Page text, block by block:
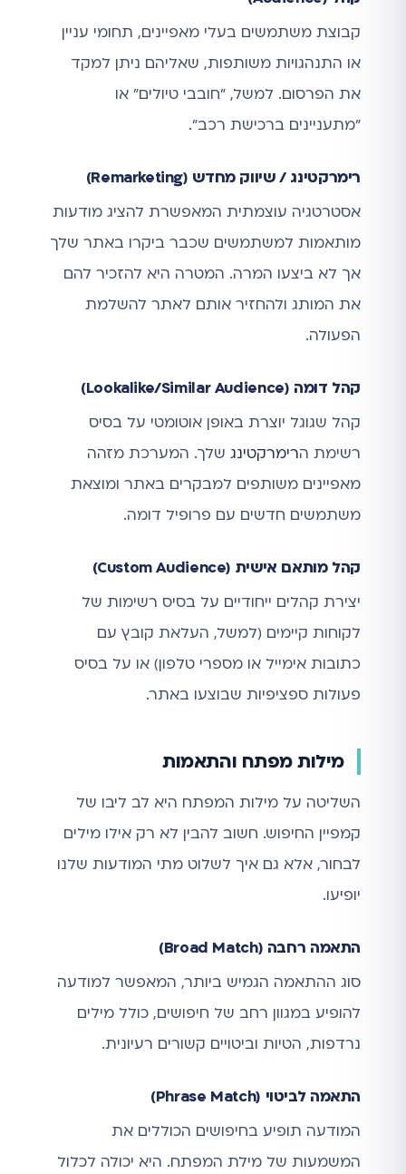
קבוצת משתמשים בעלי מאפיינים, תחומי עניין
או התנהגויות משותפות, שאליהם ניתן למקד
את הפרסום. למשל, "חובבי טיולים" או
"מתעניינים ברכישת רכב".
רימרקטינג / שיווק מחדש (Remarketing)
אסטרטגיה עוצמתית המאפשרת להציג מודעות
מותאמות למשתמשים שכבר ביקרו באתר שלך
אך לא ביצעו המרה. המטרה היא להזכיר להם
את המותג ולהחזיר אותם לאתר להשלמת
הפעולה.
קהל דומה (Lookalike/Similar Audience)
קהל שגוגל יוצרת באופן אוטומטי על בסיס
רשימת הרימרקטינג שלך. המערכת מזהה
מאפיינים משותפים למבקרים באתר ומוצאת
משתמשים חדשים עם פרופיל דומה.
קהל מותאם אישית (Custom Audience)
יצירת קהלים ייחודיים על בסיס רשימות של
לקוחות קיימים (למשל, העלאת קובץ עם
כתובות אימייל או מספרי טלפון) או על בסיס
פעולות ספציפיות שבוצעו באתר.
מילות מפתח והתאמות
השליטה על מילות המפתח היא לב ליבו של
קמפיין החיפוש. חשוב להבין לא רק אילו מילים
לבחור, אלא גם איך לשלוט מתי המודעות שלנו
יופיעו.
התאמה רחבה (Broad Match)
סוג ההתאמה הגמיש ביותר, המאפשר למודעה
להופיע במגוון רחב של חיפושים, כולל מילים
נרדפות, הטיות וביטויים קשורים רעיונית.
התאמה לביטוי (Phrase Match)
המודעה תופיע בחיפושים הכוללים את
המשמעות של מילת המפתח. היא יכולה לכלול